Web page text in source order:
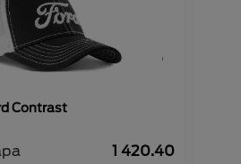
Contrast
1 420.40